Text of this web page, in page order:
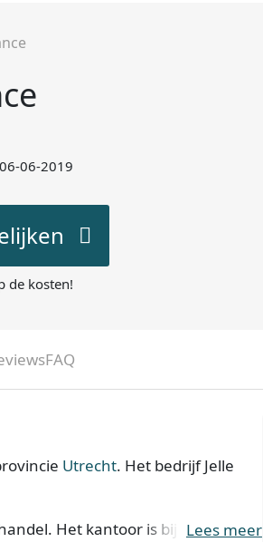
06-06-2019
de kosten!
FAQ
Utrecht. Het bedrijf Jelle
Het kantoor is bij de KvK
Lees meer